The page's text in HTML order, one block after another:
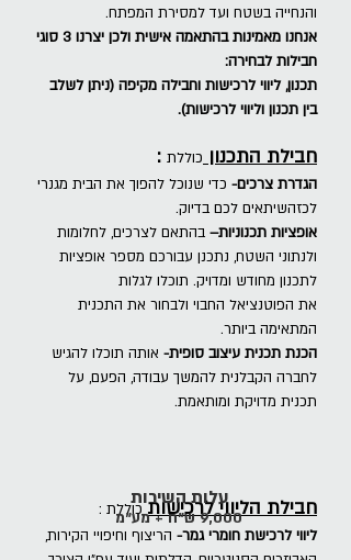
והנחייה בשטח ועד למסירת המפתח.
אנחנו מאמינות בהתאמה אישית ולכן יצרנו 3 סוגי
חבילות לבחירה:
תכנון, ליווי לרכישות וחבילה מקיפה (ניתן לשלב
בין תכנון וליווי לרכישות).
חבילת התכנון כוללת :
הגדרת צרכים- כדי שנוכל להפוך את הבית מגנרי
לכזהשיתאים לכם בדיוק.
אופציות תכנוניות– בהתאם לצרכים, לחלומות
ולנתוני השטח, נתכנן עבורכם מספר אופציות
לתכנון מחודש ומדויק. תוכלו לגלות
את הפוטנציאל החבוי ולבחור את התכנית
המתאימה ביותר.
הכנת תכנית עיצוב סופית- אותה תוכלו להגיש
לחברה הקבלנית להמשך עבודה, הפעם, על
תכנית מדויקת ומותאמת.
חבילת הליווי לרכישותכוללת :
ליווי לרכישת חומרי גמר- הריצוף וחיפויי הקירות,
9,000 ש"ח + מע"מ
עלות השירות